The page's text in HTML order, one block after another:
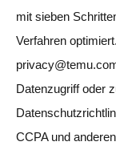
mit sieben
Verfahren
Datenzugriff oder
CCPA und